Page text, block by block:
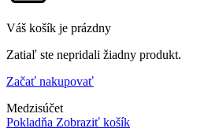
Váš košík je prázdny
Zatiaľ ste nepridali žiadny produkt.
Začať nakupovať
Medzisúčet
Pokladňa Zobraziť košík